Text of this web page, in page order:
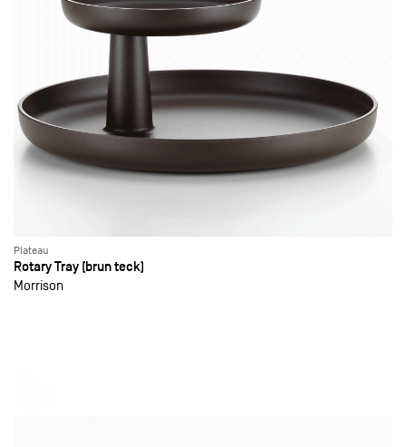
Plateau
Rotary Tray (brun teck)
Morrison